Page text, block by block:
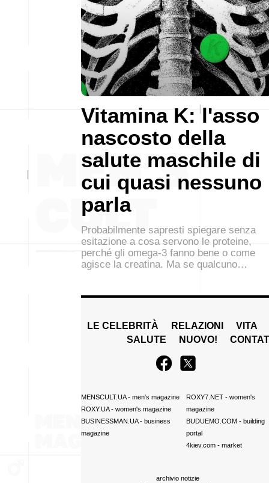
Vitamina K: l'asso
nascosto della
salute maschile di
cui quasi nessuno
parla
Probabilmente sapresti spiegare senza
esitazione a cosa servono le proteine,
perché gli omega-3 fanno bene o come
agisce la creatina. Ma se qualcuno…
LE CELEBRITÀ RELAZIONI
VITA
SALUTE
NUOVO!
MENSCULT.UA- men's magazine
ROXY.UA- women's magazine
BUSINESSMAN.UA- business
magazine
ROXY7.NET- women's
magazine
BUDUEMO.COM- building
portal
4kiev.com- market
archivio notizie